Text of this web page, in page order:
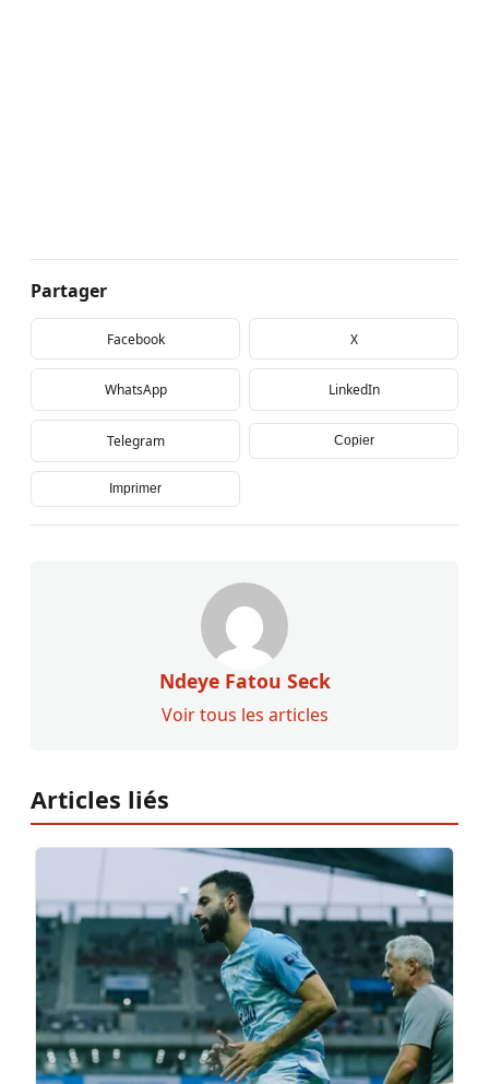
Partager
Facebook X
WhatsApp LinkedIn
Telegram Copier
Imprimer
Ndeye Fatou Seck
Voir tous les articles
Articles liés